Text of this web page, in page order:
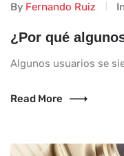
By Fernando Ruiz
Algunos usuarios se
Read More